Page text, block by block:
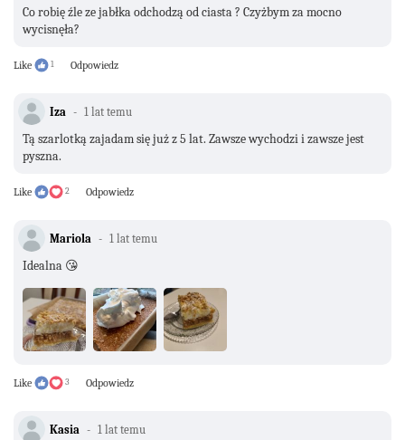
Co robię źle ze jabłka odchodzą od ciasta ? Czyżbym za mocno
wycisnęła?
Like 1 Odpowiedz
Iza 1 lat temu
Tą szarlotką zajadam się już z 5 lat. Zawsze wychodzi i zawsze jest
pyszna.
Like 2 Odpowiedz
Mariola 1 lat temu
Idealna 😘
Like 3 Odpowiedz
Kasia 1 lat temu